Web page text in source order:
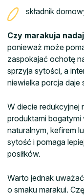
składnik
Czy marakuja
ponieważ może
zaspokajać ochotę
sprzyja sytości, a
niewielka porcja daje
W diecie redukcyjnej
produktami bogatymi
naturalnym, kefirem
sytość i pomaga
posiłków.
Warto jednak
o smaku marakui.